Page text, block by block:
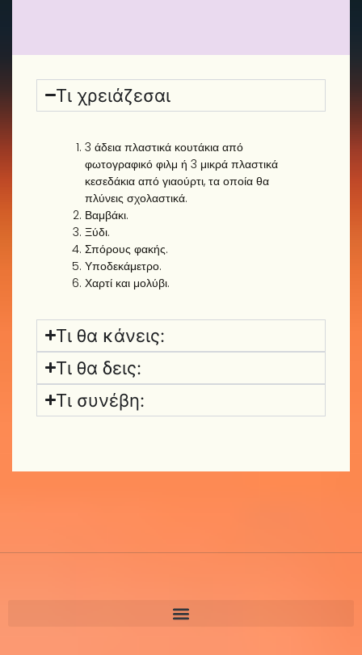
Τι χρειάζεσαι
3 άδεια πλαστικά κουτάκια από
φωτογραφικό φιλμ ή 3 μικρά πλαστικά
κεσεδάκια από γιαούρτι, τα οποία θα
πλύνεις σχολαστικά.
Βαμβάκι.
Ξύδι.
Σπόρους φακής.
Υποδεκάμετρο.
Χαρτί και μολύβι.
Τι θα κάνεις:
Τι θα δεις:
Τι συνέβη: